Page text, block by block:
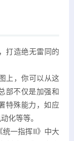
打造绝无雷同的
上，你可以从这
部不仅是加强和
特殊能力，如应
化等等。
一指挥II》中大